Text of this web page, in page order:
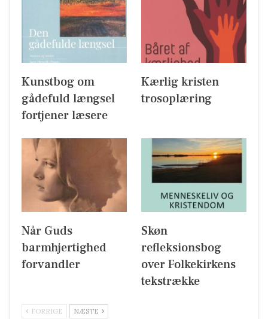
Kunstbog om
gådefuld længsel
fortjener læsere
Kærlig kristen
trosoplæring
Når Guds
barmhjertighed
forvandler
Skøn
refleksionsbog
over Folkekirkens
tekstrække
FORRIGE NÆSTE